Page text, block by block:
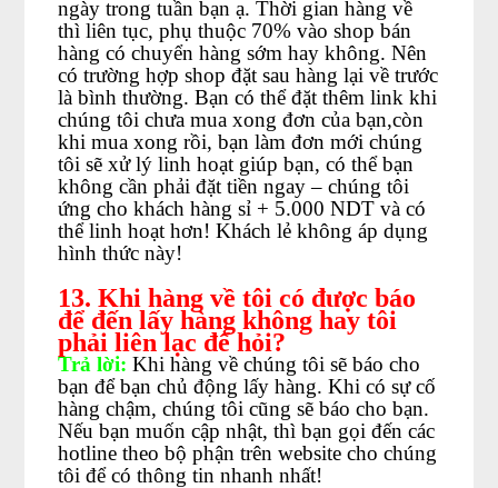
ngày trong tuần bạn ạ. Thời gian hàng về
thì liên tục, phụ thuộc 70% vào shop bán
hàng có chuyển hàng sớm hay không. Nên
có trường hợp shop đặt sau hàng lại về trước
là bình thường. Bạn có thể đặt thêm link khi
chúng tôi chưa mua xong đơn của bạn,còn
khi mua xong rồi, bạn làm đơn mới chúng
tôi sẽ xử lý linh hoạt giúp bạn, có thể bạn
không cần phải đặt tiền ngay – chúng tôi
ứng cho khách hàng sỉ + 5.000 NDT và có
thể linh hoạt hơn! Khách lẻ không áp dụng
hình thức này!
13. Khi hàng về tôi có được báo
để đến lấy hàng không hay tôi
phải liên lạc để hỏi?
Trả lời: Khi hàng về chúng tôi sẽ báo cho
bạn để bạn chủ động lấy hàng. Khi có sự cố
hàng chậm, chúng tôi cũng sẽ báo cho bạn.
Nếu bạn muốn cập nhật, thì bạn gọi đến các
hotline theo bộ phận trên website cho chúng
tôi để có thông tin nhanh nhất!